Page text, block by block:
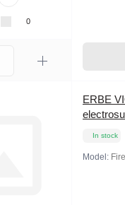
0
ERBE
In stock
Model: Fire